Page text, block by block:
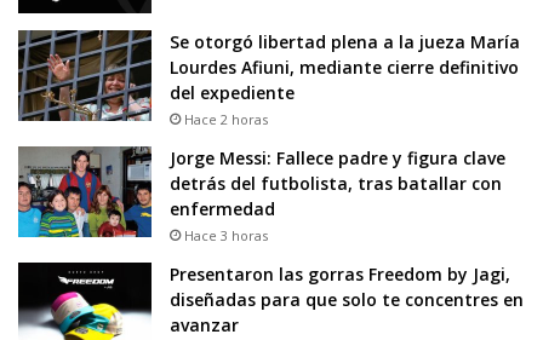
Se otorgó libertad plena a la jueza María
Lourdes Afiuni, mediante cierre definitivo
del expediente
Hace 2 horas
Jorge Messi: Fallece padre y figura clave
detrás del futbolista, tras batallar con
enfermedad
Hace 3 horas
Presentaron las gorras Freedom by Jagi,
diseñadas para que solo te concentres en
avanzar